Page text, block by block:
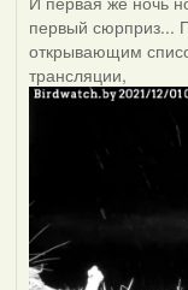
первый сюрприз...
открывающим
трансляции,